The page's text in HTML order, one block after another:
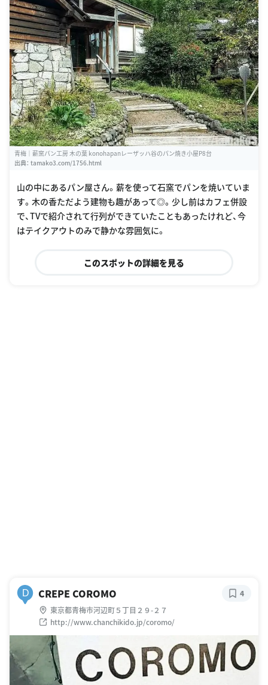
青梅｜薪窯パン工房 木の葉 konohapanレーザッハ谷のパン焼き小屋P8台
出典： tamako3.com/1756.html
山の中にあるパン屋さん。薪を使って石窯でパンを焼いていま
す。木の香ただよう建物も趣があって◎。少し前はカフェ併設
で、TVで紹介されて行列ができていたこともあったけれど、今
はテイクアウトのみで静かな雰囲気に。
このスポットの詳細を見る
D CREPE COROMO
東京都青梅市河辺町５丁目２９-２７
http://www.chanchikido.jp/coromo/
4